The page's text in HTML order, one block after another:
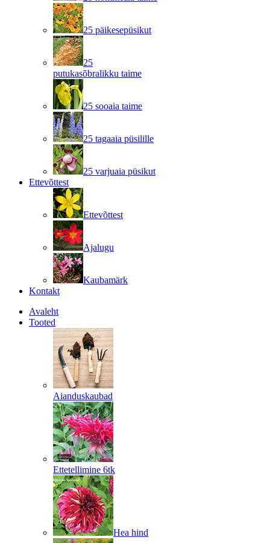
25 päikesepüsikut
25
putukasõbralikku taime
25 sooaia taime
25 tagaaia püsilille
25 varjuaia püsikut
Ettevõttest
Ettevõttest
Ajalugu
Kaubamärk
Kontakt
Avaleht
Tooted
Aianduskaubad
Ettetellimine 6tk
Hea hind